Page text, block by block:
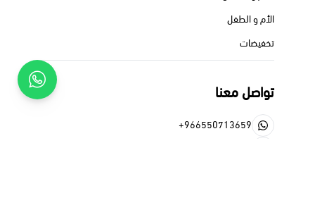
الأم و الطفل
تخفيضات
تواصل معنا
+966550713659